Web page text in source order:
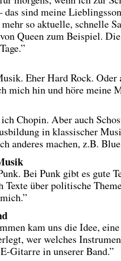
sind meine
so aktuelle, schnelle
Queen zum Beispiel.
Eher Hard Rock. Oder
mich hin und höre meine
Chopin. Aber auch
in klassischer
anderes machen, z.B.
Bei Punk gibt es gute
Texte über politische
kam uns die Idee,
wer welches
Gitarre in unserer Band.”